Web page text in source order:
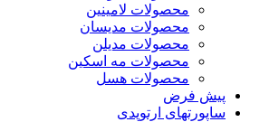
محصولات لامینین
محصولات مدیسان
محصولات مدیلن
محصولات مه اسکین
محصولات هسل
پیش فرض
ساپورتهای ارتوپدی